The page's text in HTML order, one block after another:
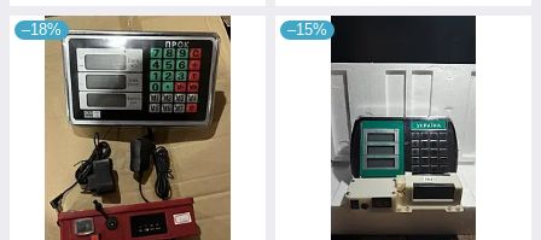
–18% –15%